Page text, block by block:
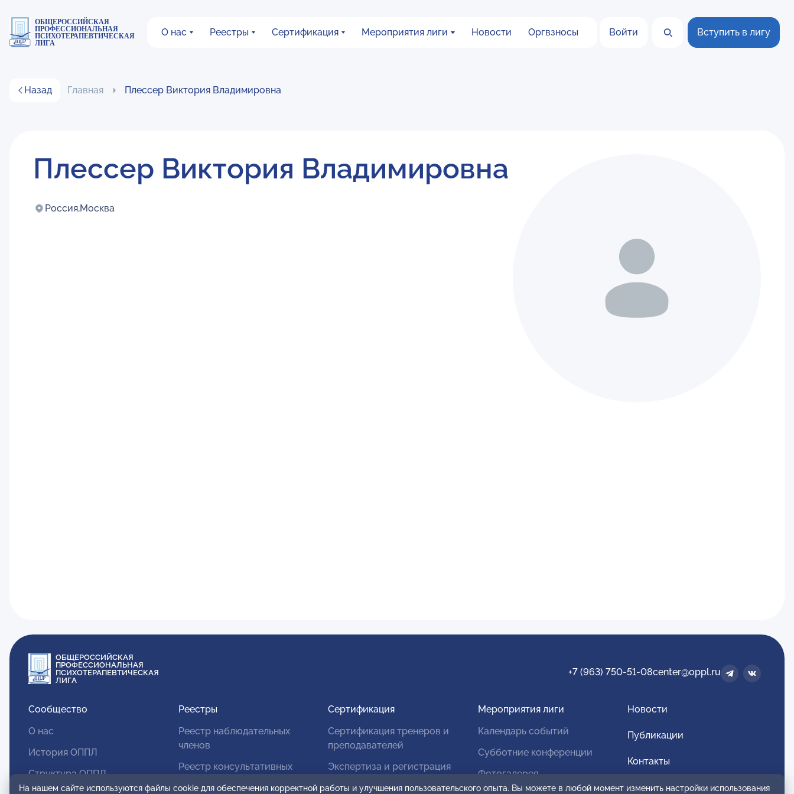
ОБЩЕРОССИЙСКАЯ
ПРОФЕССИОНАЛЬНАЯ
ПСИХОТЕРАПЕВТИЧЕСКАЯ
ЛИГА
О нас Реестры Сертификация Мероприятия лиги Новости Оргвзносы Войти Вступить в лигу
Назад Главная Плессер Виктория Владимировна
Плессер Виктория Владимировна
Россия,Москва
ОБЩЕРОССИЙСКАЯ
ПРОФЕССИОНАЛЬНАЯ
ПСИХОТЕРАПЕВТИЧЕСКАЯ
ЛИГА
+7 (963) 750-51-08center@oppl.ru
Сообщество
О нас
История ОППЛ
Структура ОППЛ
Реестры
Реестр наблюдательных
членов
Реестр консультативных
Сертификация
Сертификация тренеров и
преподавателей
Экспертиза и регистрация
Мероприятия лиги
Календарь событий
Субботние конференции
Фотогалерея
Новости
Публикации
Контакты
Для спонсоров и партнеров
На нашем сайте используются файлы cookie для обеспечения корректной работы и улучшения пользовательского опыта. Вы можете в любой момент изменить настройки использования